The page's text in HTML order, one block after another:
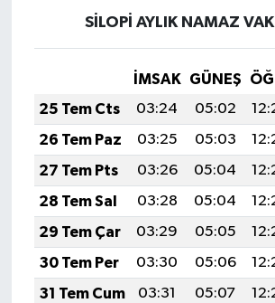
SİLOPİ AYLIK NAMAZ
İMSAK GÜNEŞ
25 Tem Cts
03:24 05:02
26 Tem Paz
03:25 05:03
27 Tem Pts
03:26 05:04
28 Tem Sal
03:28 05:04
29 Tem Çar
03:29 05:05
30 Tem Per
03:30 05:06
31 Tem Cum
03:31 05:07
Ulusal